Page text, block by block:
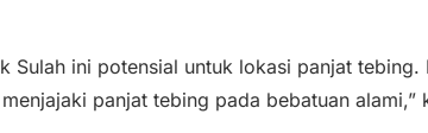
Sulah ini potensial untuk lokasi panjat tebing.
panjat tebing pada bebatuan alami,”